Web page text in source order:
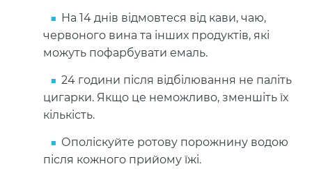
На 14 днів відмовтеся від кави, чаю,
червоного вина та інших продуктів, які
можуть пофарбувати емаль.
24 години після відбілювання не паліть
цигарки. Якщо це неможливо, зменшіть їх
кількість.
Ополіскуйте ротову порожнину водою
після кожного прийому їжі.